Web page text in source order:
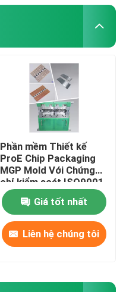
Phần mềm Thiết kế
ProE Chip Packaging
MGP Mold Với Chứng
chỉ kiểm soát ISO9001
2015
Giá tốt nhất
Liên hệ chúng tôi